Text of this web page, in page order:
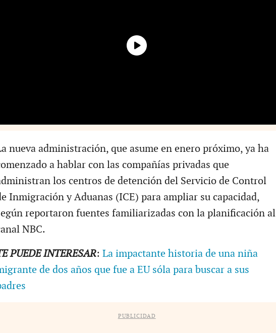
nueva administración, que asume en enero próximo, ya ha
a hablar con las compañías privadas que
los centros de detención del Servicio de Control
Inmigración y Aduanas (ICE) para ampliar su capacidad,
reportaron fuentes familiarizadas con la planificación al
NBC.
PUEDE INTERESAR: La impactante historia de una niña
de dos años que fue a EU sóla para buscar a sus
PUBLICIDAD